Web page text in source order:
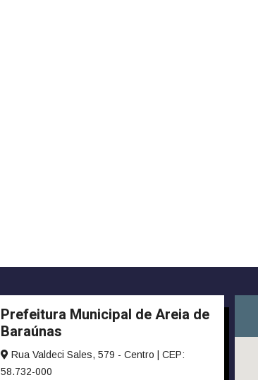
Prefeitura Municipal de Areia de
Baraúnas
Rua Valdeci Sales, 579 - Centro | CEP:
58.732-000